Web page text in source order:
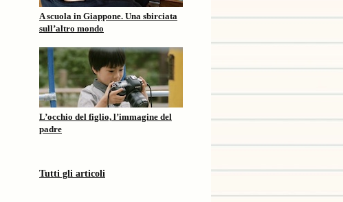
A scuola in Giappone. Una sbirciata
sull’altro mondo
L’occhio del figlio, l’immagine del
padre
Tutti gli articoli